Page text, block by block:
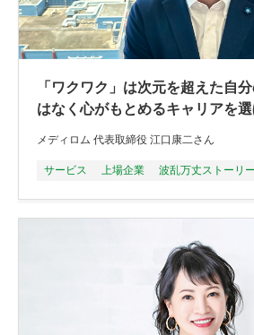
「ワクワク」は次元を超えた自
はなく心がもとめるキャリアを選
メディロム 代表取締役 江口康二さん
サービス 上場企業 波乱万丈ストーリー